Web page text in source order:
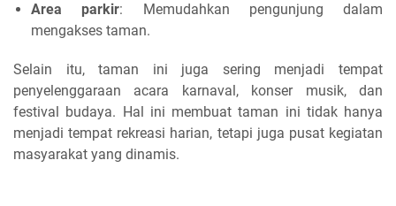
Area parkir: Memudahkan pengunjung dalam
mengakses taman.
Selain itu, taman ini juga sering menjadi tempat
penyelenggaraan acara karnaval, konser musik, dan
festival budaya. Hal ini membuat taman ini tidak hanya
menjadi tempat rekreasi harian, tetapi juga pusat kegiatan
masyarakat yang dinamis.